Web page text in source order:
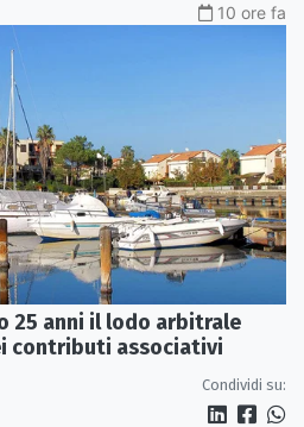
10 ore fa
25 anni il lodo arbitrale
contributi associativi
Condividi su: